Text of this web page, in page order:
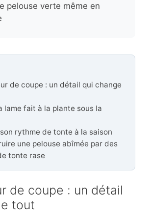
pelouse verte même en
de coupe : un détail qui change
lame fait à la plante sous la
rythme de tonte à la saison
une pelouse abîmée par des
tonte rase
de coupe : un détail
tout